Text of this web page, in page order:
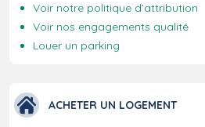
Voir notre politique d’attribution
Voir nos engagements qualité
Louer un parking
ACHETER UN LOGEMENT